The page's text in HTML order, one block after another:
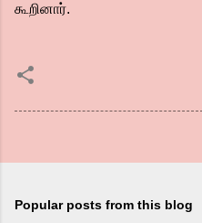
கூறினார்.
Popular posts from this blog